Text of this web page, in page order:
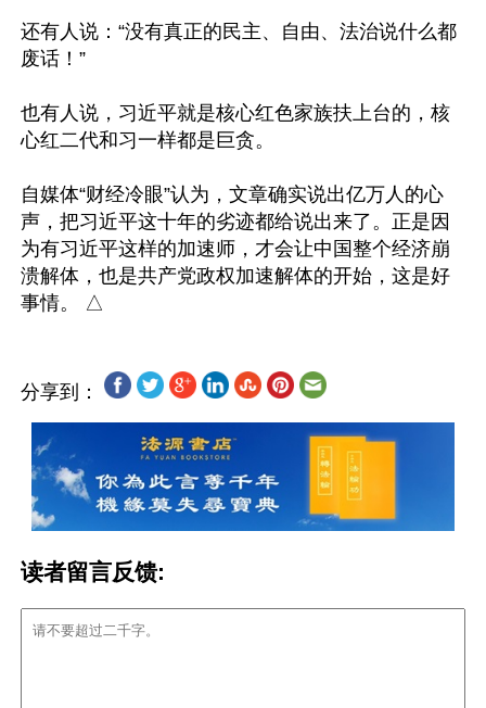
还有人说：“没有真正的民主、自由、法治说什么都
废话！”
也有人说，习近平就是核心红色家族扶上台的，核
心红二代和习一样都是巨贪。
自媒体“财经冷眼”认为，文章确实说出亿万人的心
声，把习近平这十年的劣迹都给说出来了。正是因
为有习近平这样的加速师，才会让中国整个经济崩
溃解体，也是共产党政权加速解体的开始，这是好
分享到：
读者留言反馈: